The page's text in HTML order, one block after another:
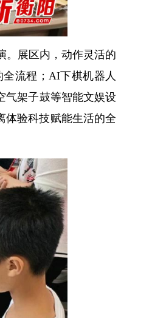
。展区内，动作灵活的
流程；AI下棋机器人
气架子鼓等智能文娱设
体验科技赋能生活的全